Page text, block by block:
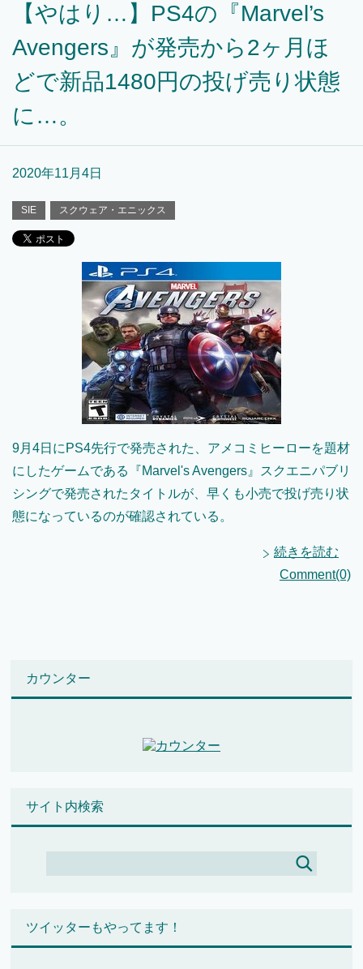
【やはり…】PS4の『Marvel’s
Avengers』が発売から2ヶ月ほ
どで新品1480円の投げ売り状態
に…。
2020年11月4日
SIE スクウェア・エニックス
9月4日にPS4先行で発売された、アメコミヒーローを題材
にしたゲームである『Marvel's Avengers』スクエニパブリ
シングで発売されたタイトルが、早くも小売で投げ売り状
態になっているのが確認されている。
続きを読む
Comment(0)
カウンター
サイト内検索
ツイッターもやってます！